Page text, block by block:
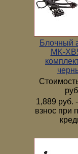
Блочный
MK-
1,889 руб.
взнос при